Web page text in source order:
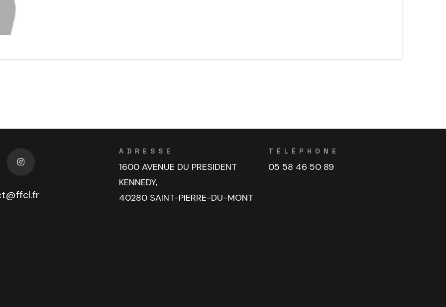
ADRESSE
1600 AVENUE DU PRESIDENT
KENNEDY,
40280 SAINT-PIERRE-DU-MONT
TÉLÉPHONE
05 58 46 50 89